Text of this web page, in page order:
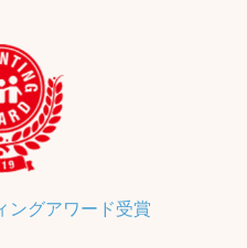
ングアワード受賞